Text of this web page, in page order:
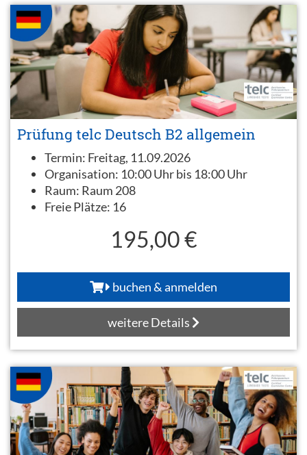
Prüfung telc Deutsch B2 allgemein
Termin: Freitag, 11.09.2026
Organisation: 10:00 Uhr bis 18:00 Uhr
Raum: Raum 208
Freie Plätze: 16
195,00 €
buchen & anmelden
weitere Details